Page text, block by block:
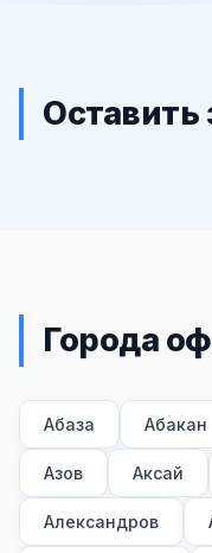
Оставить
Города
Абаза Абакан
Азов Аксай
Александров